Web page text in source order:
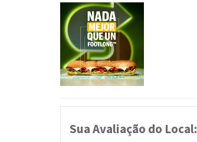
Sua Avaliação do Local: